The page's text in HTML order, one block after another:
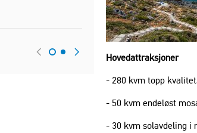
Hovedattraksjoner
- 280 kvm topp
- 50 kvm endeløst
​- 30 kvm solavdeling i